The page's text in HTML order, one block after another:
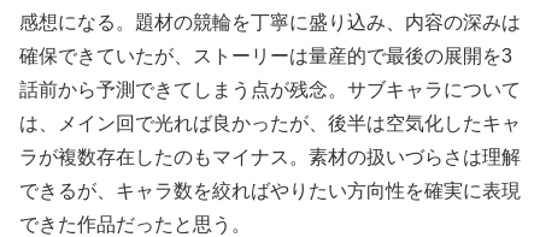
感想になる。題材の競輪を丁寧に盛り込み、内容の深みは
確保できていたが、ストーリーは量産的で最後の展開を3
話前から予測できてしまう点が残念。サブキャラについて
は、メイン回で光れば良かったが、後半は空気化したキャ
ラが複数存在したのもマイナス。素材の扱いづらさは理解
できるが、キャラ数を絞ればやりたい方向性を確実に表現
できた作品だったと思う。